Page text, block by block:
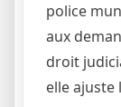
police
aux
droit
elle ajuste